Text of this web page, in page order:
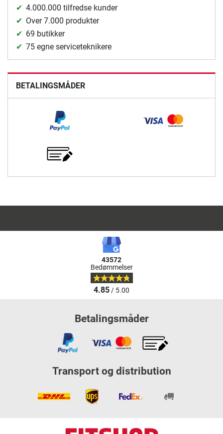
4.000.000 tilfredse kunder
Over 7.000 produkter
69 butikker
75 egne serviceteknikere
BETALINGSMÅDER
43572
Bedømmelser
4.85/ 5.00
Betalingsmåder
Transport og distribution